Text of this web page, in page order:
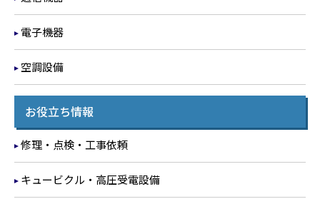
電子機器
空調設備
お役立ち情報
修理・点検・工事依頼
キュービクル・高圧受電設備